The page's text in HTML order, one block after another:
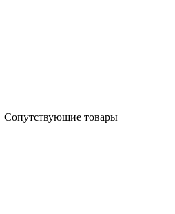
Сопутствующие товары